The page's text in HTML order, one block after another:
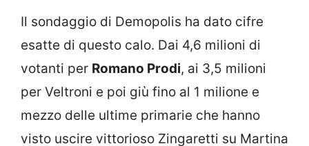
Il sondaggio di Demopolis ha dato cifre
esatte di questo calo. Dai 4,6 milioni di
votanti per Romano Prodi, ai 3,5 milioni
per Veltroni e poi giù fino al 1 milione e
mezzo delle ultime primarie che hanno
visto uscire vittorioso Zingaretti su Martina